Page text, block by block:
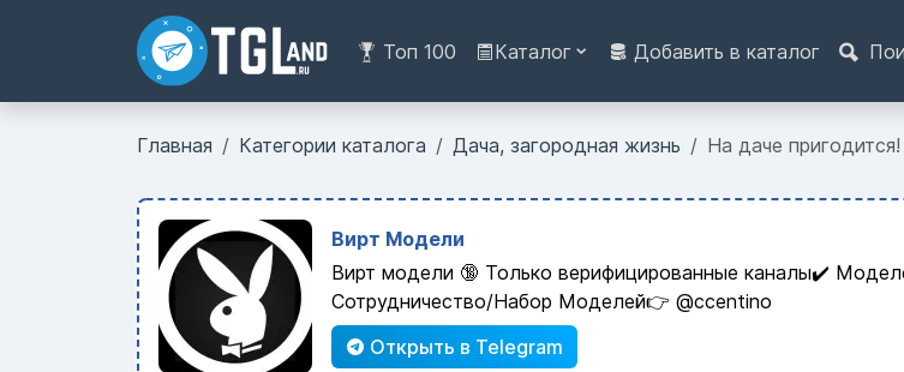
Топ 100 Каталог Добавить в каталог
Главная Категории каталога Дача, загородная жизнь На даче пригодится!
Вирт Модели
Вирт модели 🔞 Только верифицированные каналы✔️
Сотрудничество/Набор Моделей👉 @ccentino
Открыть в Telegram